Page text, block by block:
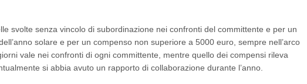
svolte senza vincolo di subordinazione nei confronti del committente e per un
solare e per un compenso non superiore a 5000 euro, sempre nell’arco
vale nei confronti di ogni committente, mentre quello dei compensi rileva
si abbia avuto un rapporto di collaborazione durante l’anno.